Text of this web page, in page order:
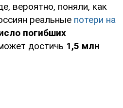
вероятно, поняли, как
реальные потери на
погибших
достичь 1,5 млн